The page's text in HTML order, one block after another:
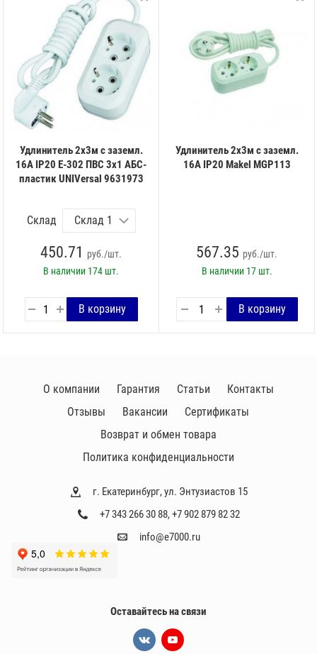
Удлинитель 2х3м с заземл.
16А IP20 Е-302 ПВС 3х1 АБС-
пластик UNIVersal 9631973
Склад
450.71 руб./шт.
В наличии 174 шт.
Удлинитель 2х3м с заземл.
16А IP20 Makel MGP113
567.35 руб./шт.
В наличии 17 шт.
г. Екатеринбург, ул. Энтузиастов 15
+7 343 266 30 88,+7 902 879 82 32
info@e7000.ru
О компании Гарантия Статьи
Контакты
Отзывы
Вакансии
Сертификаты
Возврат и обмен товара
Политика конфиденциальности
Оставайтесь на связи